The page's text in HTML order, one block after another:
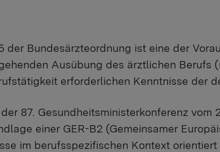
der Bundesärzteordnung ist eine der
Ausübung des ärztlichen
erforderlichen Kenntnisse der
87. Gesundheitsministerkonferenz
einer GER-B2 (Gemeinsamer
im berufsspezifischen Kontext orientiert